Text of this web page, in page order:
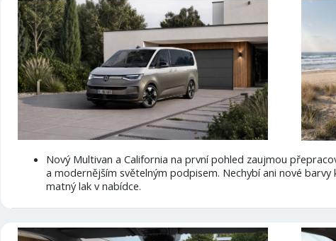
Nový Multivan a California na první pohled zaujmou
a modernějším světelným podpisem. Nechybí ani nové
matný lak v nabídce.